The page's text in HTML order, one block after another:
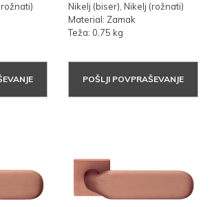
Nikelj (biser), Nikelj (rožnati)
Material: Zamak
Teža: 0,75 kg
POŠLJI POVPRAŠEVANJE